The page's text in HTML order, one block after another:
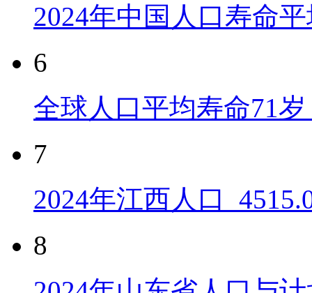
2024年中国人口寿命
6
全球人口平均寿命71
7
2024年江西人口
8